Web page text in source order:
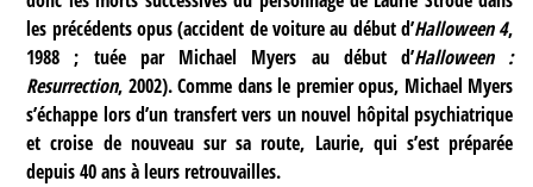
les précédents opus (accident de voiture au début d’Halloween 4,
1988 ; tuée par Michael Myers au début d’Halloween :
Resurrection, 2002). Comme dans le premier opus, Michael Myers
s’échappe lors d’un transfert vers un nouvel hôpital psychiatrique
et croise de nouveau sur sa route, Laurie, qui s’est préparée
depuis 40 ans à leurs retrouvailles.